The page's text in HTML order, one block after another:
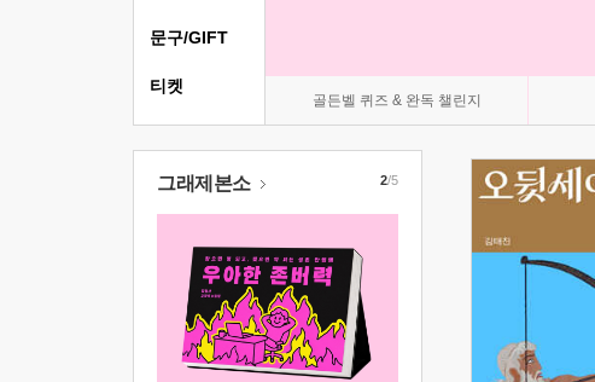
골든벨 퀴즈 & 완독 챌린지
문구/GIFT
티켓
그래제본소 2/5